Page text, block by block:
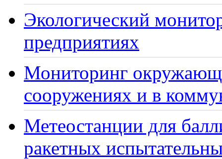
Экологический
предприятиях
Мониторинг
сооружениях и в
Метеостанции для
ракетных